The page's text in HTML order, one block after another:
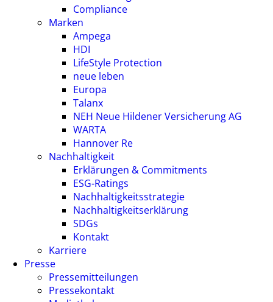
Compliance
Marken
Ampega
HDI
LifeStyle Protection
neue leben
Europa
Talanx
NEH Neue Hildener Versicherung AG
WARTA
Hannover Re
Nachhaltigkeit
Erklärungen & Commitments
ESG-Ratings
Nachhaltigkeitsstrategie
Nachhaltigkeitserklärung
SDGs
Kontakt
Karriere
Presse
Pressemitteilungen
Pressekontakt